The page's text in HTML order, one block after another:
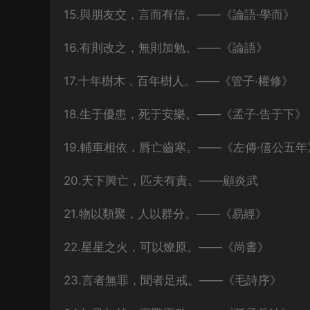
15.與朋友交，言而有信。——《論語·學而》
16.有則改之，無則加勉。——《論語》
17.十年樹木，百年樹人。——《管子·權修》
18.生于優患，死于安樂。——《孟子·告于下》
19.輔車相依，唇亡齒寒。——《左傳·僖公五年
20.天下興亡，匹夫有責。——顧炎武
21.物以類聚，人以群分。——《易經》
22.星星之火，可以燎原。——《尚書》
23.言者無罪，聞者足戒。——《毛詩序》